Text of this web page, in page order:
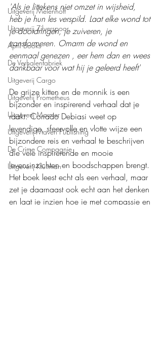
Uitgeverij Melenhoff
Uitgeverij Zilverspoor
April Books
De Verhalenfabriek
Uitgeverij Cargo
Uitgeverij Prometheus
Uitgeverij Marmer
Uitgeverij Maven Publishing
De Crime Compagnie
Uitgeverij Kluitman
'Als je littekens niet omzet in wijsheid,
heb je hun les verspild. Laat elke wond tot
je doordringen, je zuiveren, je
transformeren. Omarm de wond en
eenmaal genezen , eer hem dan en wees
dankbaar voor wat hij je geleerd heeft'
De grijze kitten en de monnik is een
bijzonder en inspirerend verhaal dat je
raakt. Corrado Debiasi weet op
levendige, sfeervolle en vlotte wijze een
bijzondere reis en verhaal te beschrijven
die vele inspirerende en mooie
levensinzichten en boodschappen brengt.
Het boek leest echt als een verhaal, maar
zet je daarnaast ook echt aan het denken
en laat je inzien hoe je met compassie en